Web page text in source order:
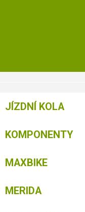
JÍZDNÍ KOLA
KOMPONENTY
MAXBIKE
MERIDA